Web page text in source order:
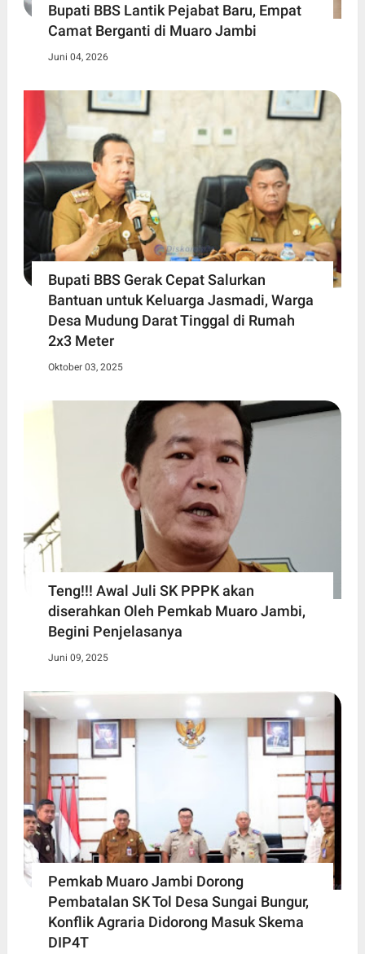
Bupati BBS Lantik Pejabat Baru, Empat
Camat Berganti di Muaro Jambi
Juni 04, 2026
Bupati BBS Gerak Cepat Salurkan
Bantuan untuk Keluarga Jasmadi, Warga
Desa Mudung Darat Tinggal di Rumah
2x3 Meter
Oktober 03, 2025
Teng!!! Awal Juli SK PPPK akan
diserahkan Oleh Pemkab Muaro Jambi,
Begini Penjelasanya
Juni 09, 2025
Pemkab Muaro Jambi Dorong
Pembatalan SK Tol Desa Sungai Bungur,
Konflik Agraria Didorong Masuk Skema
DIP4T